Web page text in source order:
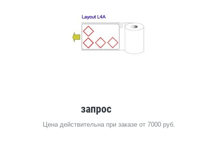
запрос
Цена действительна при заказе от 7000 руб.